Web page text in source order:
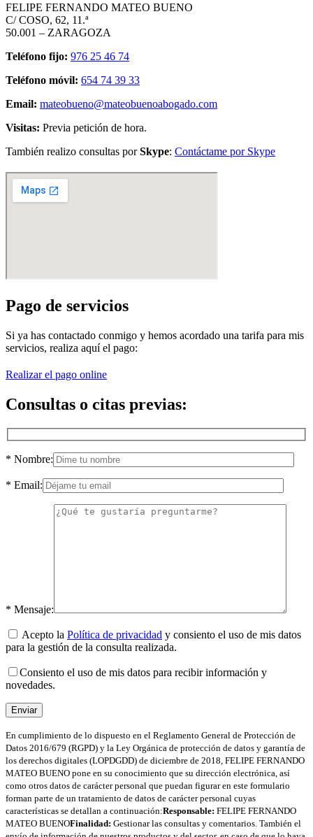
FELIPE FERNANDO MATEO BUENO
C/ COSO, 62, 11.ª
50.001 – ZARAGOZA
Teléfono fijo: 976 25 46 74
Teléfono móvil: 654 74 39 33
Email: mateobueno@mateobuenoabogado.com
Visitas: Previa petición de hora.
También realizo consultas porSkype: Contáctame por Skype
Pago de servicios
Si ya has contactado conmigo y hemos acordado una tarifa para mis
servicios, realiza aquí el pago:
Realizar el pago online
Consultas o citas previas:
* Nombre:
* Email:
* Mensaje:
Acepto la Política de privacidad y consiento el uso de mis datos
para la gestión de la consulta realizada.
Consiento el uso de mis datos para recibir información y
novedades.
En cumplimiento de lo dispuesto en el Reglamento General de Protección de
Datos 2016/679 (RGPD) y la Ley Orgánica de protección de datos y garantía de
los derechos digitales (LOPDGDD) de diciembre de 2018, FELIPE FERNANDO
MATEO BUENO pone en su conocimiento que su dirección electrónica, así
como otros datos de carácter personal que puedan figurar en este formulario
forman parte de un tratamiento de datos de carácter personal cuyas
características se detallan a continuación:Responsable: FELIPE FERNANDO
MATEO BUENOFinalidad: Gestionar las consultas y comentarios. También el